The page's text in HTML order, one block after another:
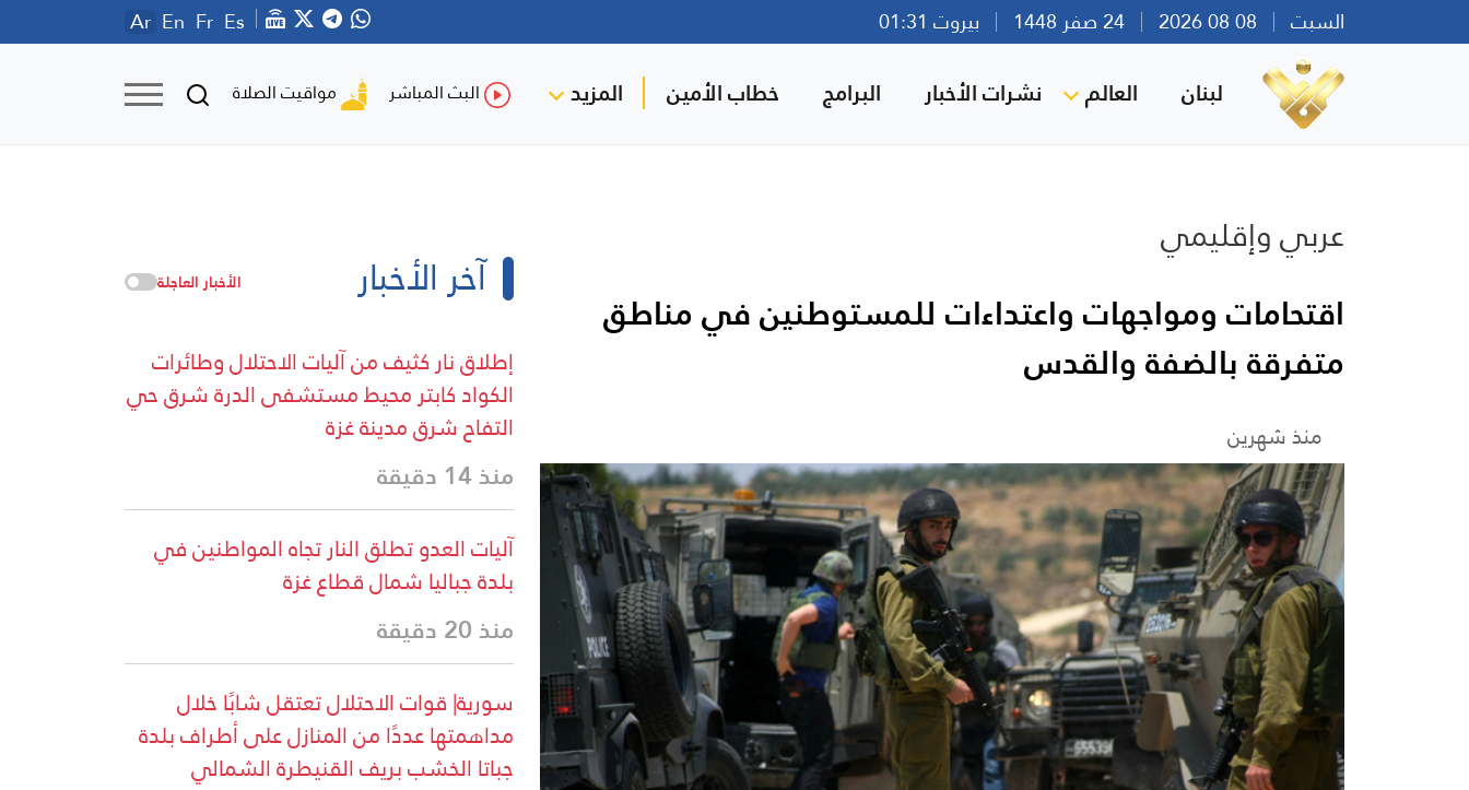
السبت بيروت 01:31 Ar En Fr Es
لبنان العالم نشرات الأخبار البرامج خطاب الأمين المزيد البث المباشر مواقيت الصلاة
عربي وإقليمي
اقتحامات ومواجهات واعتداءات للمستوطنين في مناطق
متفرقة بالضفة والقدس
منذ شهرين
آخر الأخبار الأخبار العاجلة
إطلاق نار كثيف من آليات الاحتلال وطائرات
الكواد كابتر محيط مستشفى الدرة شرق حي
التفاح شرق مدينة غزة
منذ 14 دقيقة
آليات العدو تطلق النار تجاه المواطنين في
بلدة جباليا شمال قطاع غزة
منذ 20 دقيقة
سورية| قوات الاحتلال تعتقل شابًا خلال
مداهمتها عددًا من المنازل على أطراف بلدة
جباتا الخشب بريف القنيطرة الشمالي